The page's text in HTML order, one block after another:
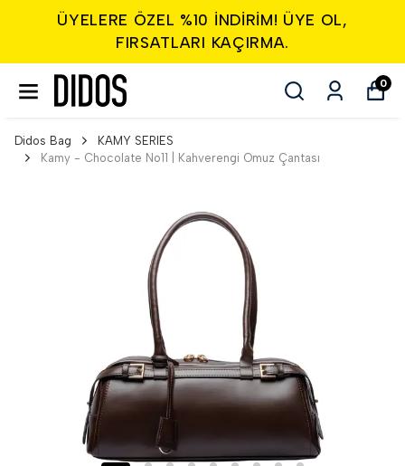
ÜYELERE ÖZEL %10 INDIRIM! ÜYE OL,
FIRSATLARI KAÇIRMA.
0
Didos Bag
KAMY SERIES
Kamy - Chocolate No11 | Kahverengi Omuz Çantası